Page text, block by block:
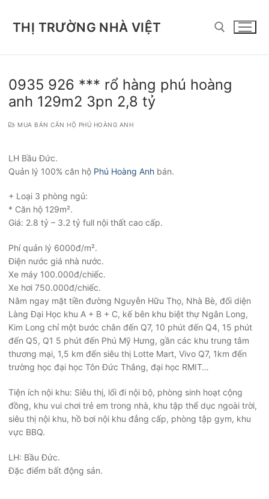
THỊ TRƯỜNG NHÀ VIỆT
Tìm kiếm cho:
0935 926 *** rổ hàng phú hoàng
anh 129m2 3pn 2,8 tỷ
MUA BÁN CĂN HỘ PHÚ HOÀNG ANH
LH Bầu Đức.
Quản lý 100% căn hộ Phú Hoàng Anh bán.
+ Loại 3 phòng ngủ:
* Căn hộ 129m².
Giá: 2.8 tỷ – 3.2 tỷ full nội thất cao cấp.
Phí quản lý 6000đ/m².
Điện nước giá nhà nước.
Xe máy 100.000đ/chiếc.
Xe hơi 750.000đ/chiếc.
Nằm ngay mặt tiền đường Nguyễn Hữu Thọ, Nhà Bè, đối diện
Làng Đại Học khu A + B + C, kế bên khu biệt thự Ngân Long,
Kim Long chỉ một bước chân đến Q7, 10 phút đến Q4, 15 phút
đến Q5, Q1 5 phút đến Phú Mỹ Hưng, gần các khu trung tâm
thương mại, 1,5 km đến siêu thị Lotte Mart, Vivo Q7, 1km đến
trường học đại học Tôn Đức Thắng, đại học RMIT…
Tiện ích nội khu: Siêu thị, lối đi nội bộ, phòng sinh hoạt cộng
đồng, khu vui chơi trẻ em trong nhà, khu tập thể dục ngoài trời,
siêu thị nội khu, hồ bơi nội khu đẳng cấp, phòng tập gym, khu
vực BBQ.
LH: Bầu Đức.
Đặc điểm bất động sản.